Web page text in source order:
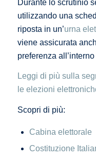
Durante lo scrutinio
utilizzando una
riposta in un’urna
viene assicurata
preferenza
Leggi di più sulla
le elezioni
Scopri di più:
Cabina elettorale
Costituzione